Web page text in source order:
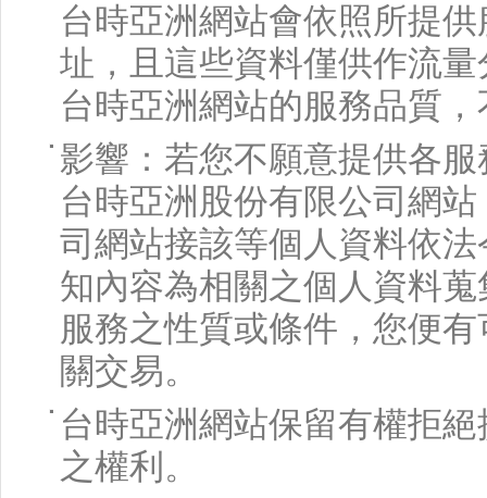
台時亞洲網站會依照所提
址，且這些資料僅供作流
台時亞洲網站的服務品質
影響：若您不願意提供各
台時亞洲股份有限公司網
司網站接該等個人資料依
知內容為相關之個人資料
服務之性質或條件，您便
關交易。
台時亞洲網站保留有權拒
之權利。